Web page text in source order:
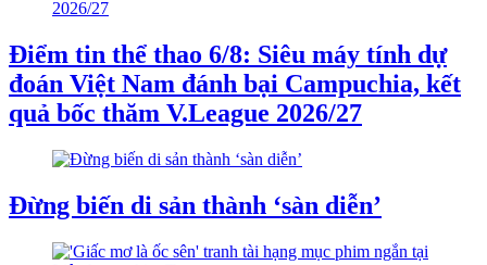
Điểm tin thể thao 6/8: Siêu máy tính dự
đoán Việt Nam đánh bại Campuchia, kết
quả bốc thăm V.League 2026/27
Đừng biến di sản thành ‘sàn diễn’